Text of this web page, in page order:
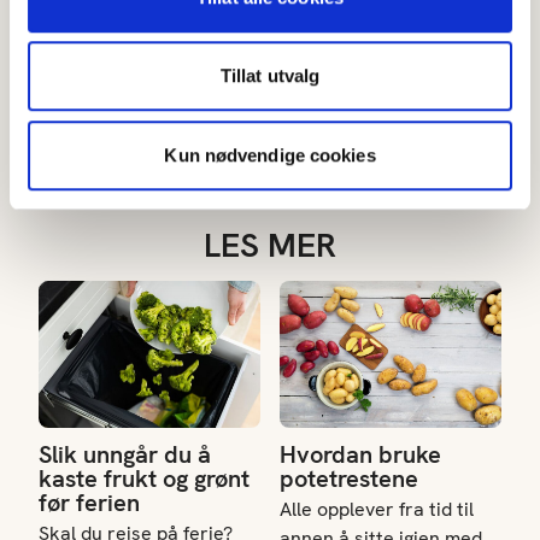
Tillat utvalg
Kun nødvendige cookies
igjen etter at du har tilsatt grønnsakene. Pass på at de
ikke koker for lenge.
Flytt dørslaget til isvannet for rask nedkjøling, og la
La grønnsakene renne godt av på en rist eller
papirhåndkle.
Pakk dem inn og frys dem med det samme.
LES MER
Slik unngår du å
kaste frukt og grønt
før ferien
Skal du reise på ferie?
Slik unngår du å kaste frukt og grønt før ferien
Hvordan bruke
potetrestene
Alle opplever fra tid til
Hvordan bruke potetrestene